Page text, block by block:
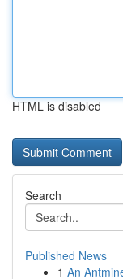
HTML is disabled
Search
Published News
1 An